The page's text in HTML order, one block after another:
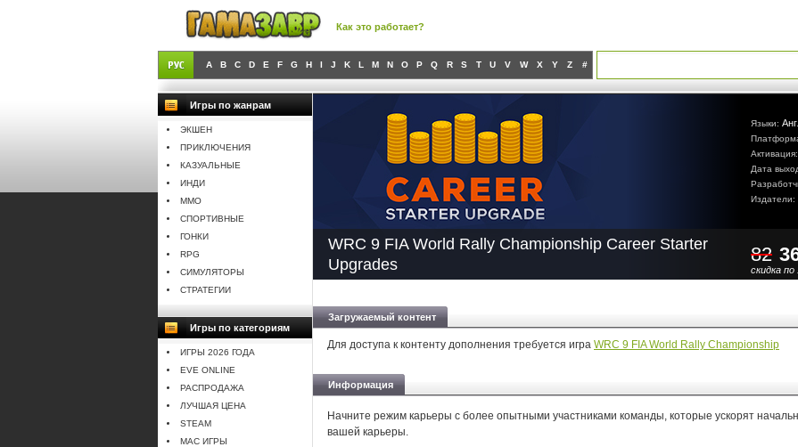
Как это работает?
A B C D E F G H I J K L M N O P Q R S T U V W X Y Z #
Игры по жанрам
ЭКШЕН
ПРИКЛЮЧЕНИЯ
КАЗУАЛЬНЫЕ
ИНДИ
MMO
СПОРТИВНЫЕ
ГОНКИ
RPG
СИМУЛЯТОРЫ
СТРАТЕГИИ
Игры по категориям
ИГРЫ 2026 ГОДА
EVE ONLINE
РАСПРОДАЖА
ЛУЧШАЯ ЦЕНА
STEAM
MAC ИГРЫ
Языки:
Активация:
Дата
Издатели:
WRC 9 FIA World Rally Championship Career Starter
Upgrades
82
скидка по
Загружаемый контент
Для доступа к контенту дополнения требуется игра WRC 9 FIA World Rally Championship
Информация
Начните режим карьеры с более опытными участниками команды, которые ускорят
вашей карьеры.